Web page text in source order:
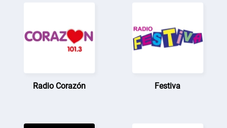
Radio Corazón Festiva